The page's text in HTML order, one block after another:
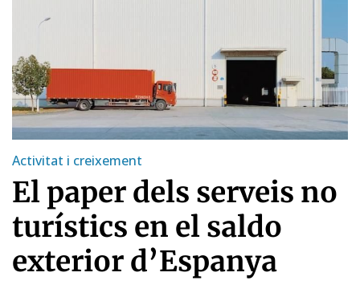
Activitat i creixement
El paper dels serveis no
turístics en el saldo
exterior d’Espanya